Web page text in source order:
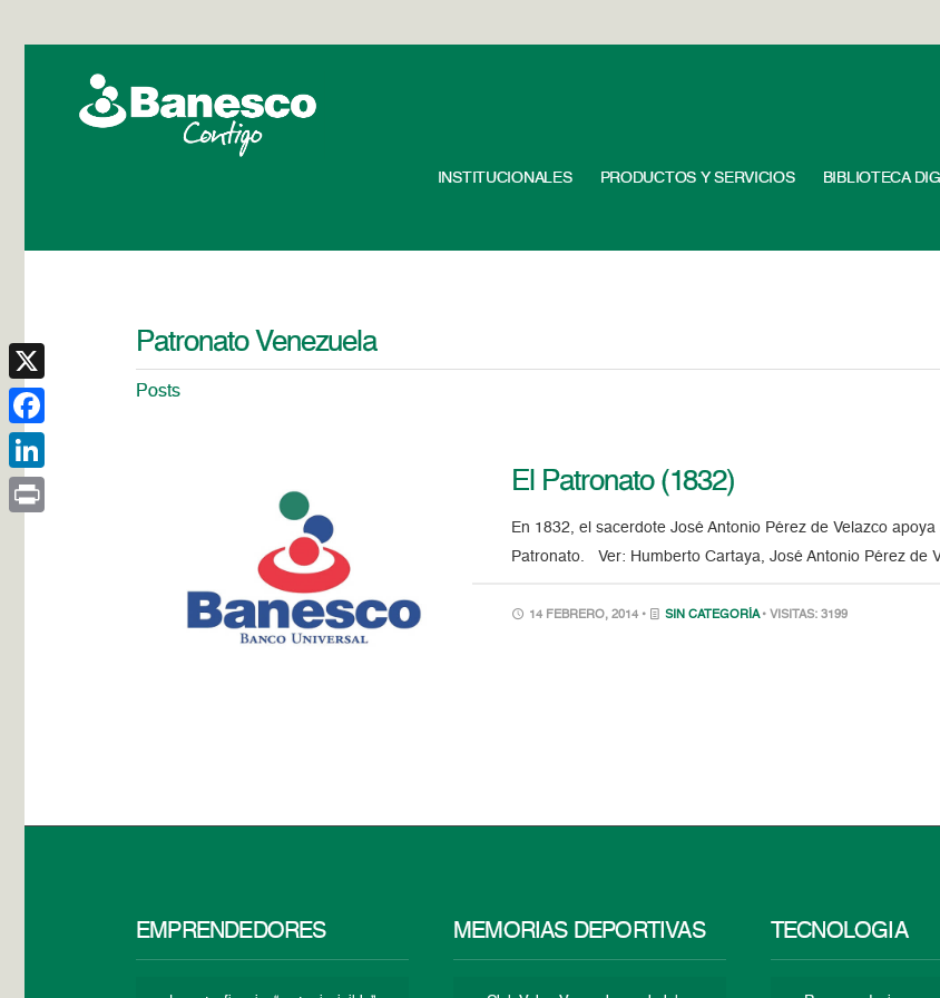
INSTITUCIONALES PRODUCTOS Y SERVICIOS BIBLIOTECA
Patronato Venezuela
Posts
El Patronato (1832)
En 1832, el sacerdote José Antonio Pérez de Velazco
Patronato. Ver: Humberto Cartaya, José Antonio Pérez de
14 FEBRERO, 2014 • SIN CATEGORÍA • VISITAS: 3199
EMPRENDEDORES MEMORIAS DEPORTIVAS TECNOLOGÍA
X
Facebook
LinkedIn